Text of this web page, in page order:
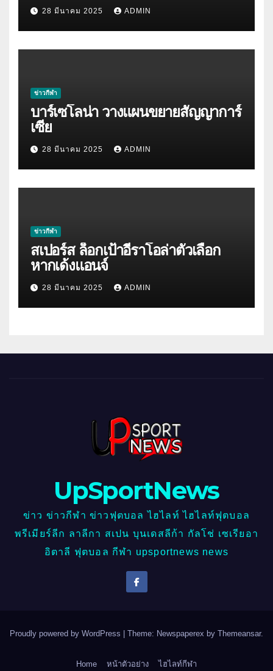
28 มีนาคม 2025 ADMIN
ข่าวกีฬา
บาร์เซโลน่า วางแผนขยายสัญญาการ์
เซีย
28 มีนาคม 2025 ADMIN
ข่าวกีฬา
สเปอร์ส ล็อกเป้าอีราโอล่าตัวเลือก
หากเด้งแอนจ์
28 มีนาคม 2025 ADMIN
UpSportNews
ข่าว ข่าวกีฬา ข่าวฟุตบอล ไฮไลท์ ไฮไลท์ฟุตบอล
พรีเมียร์ลีก ลาลีกา สเปน บุนเดสลีก้า กัลโช่ เซเรียอา
อิตาลี ฟุตบอล กีฬา upsportnews news
Proudly powered by WordPress Theme: Newspaperex by Themeansar.
Home หน้าตัวอย่าง ไฮไลท์กีฬา